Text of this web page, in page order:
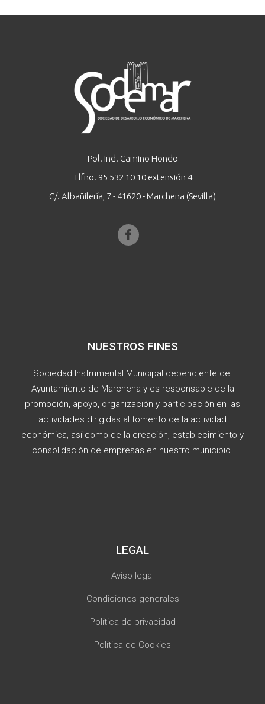
Pol. Ind. Camino Hondo
Tlfno. 95 532 10 10 extensión 4
C/. Albañilería, 7 - 41620 - Marchena (Sevilla)
NUESTROS FINES
Sociedad Instrumental Municipal dependiente del
Ayuntamiento de Marchena y es responsable de la
promoción, apoyo, organización y participación en las
actividades dirigidas al fomento de la actividad
económica, así como de la creación, establecimiento y
consolidación de empresas en nuestro municipio.
LEGAL
Aviso legal
Condiciones generales
Política de privacidad
Política de Cookies